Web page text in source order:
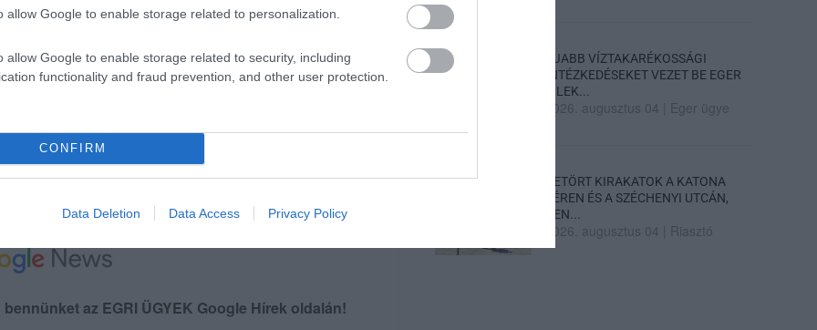
allow Google to enable storage related to personalization.
allow Google to enable storage related to security, including
functionality and fraud prevention, and other user protection.
CONFIRM
Data Deletion Data Access Privacy Policy
munkát.
a helyi önkormányzati vezetők
meg, ami országszerte több ezer
elnököt érint.
az EGRI ÜGYEK Google Hírek oldalán!
ÚJABB VÍZTAKARÉKOSSÁGI
INTÉZKEDÉSEKET VEZET BE EGER
– LEK...
2026. augusztus 04 Eger ügye
BETÖRT KIRAKATOK A KATONA
TÉREN ÉS A SZÉCHENYI UTCÁN,
REN...
2026. augusztus 04 Riasztó